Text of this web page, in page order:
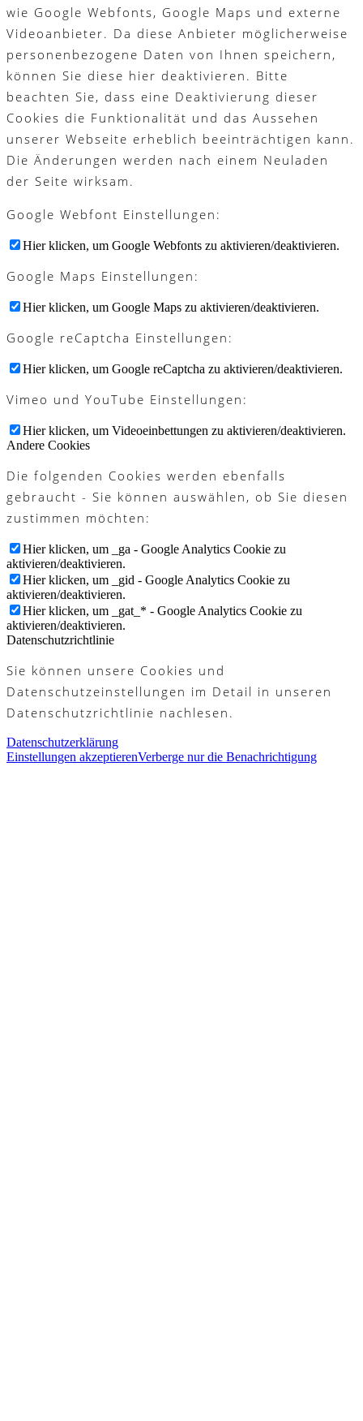
wie Google Webfonts, Google Maps und externe
Videoanbieter. Da diese Anbieter möglicherweise
personenbezogene Daten von Ihnen speichern,
können Sie diese hier deaktivieren. Bitte
beachten Sie, dass eine Deaktivierung dieser
Cookies die Funktionalität und das Aussehen
unserer Webseite erheblich beeinträchtigen kann.
Die Änderungen werden nach einem Neuladen
der Seite wirksam.
Google Webfont Einstellungen:
Hier klicken, um Google Webfonts zu aktivieren/deaktivieren.
Google Maps Einstellungen:
Hier klicken, um Google Maps zu aktivieren/deaktivieren.
Google reCaptcha Einstellungen:
Hier klicken, um Google reCaptcha zu aktivieren/deaktivieren.
Vimeo und YouTube Einstellungen:
Hier klicken, um Videoeinbettungen zu aktivieren/deaktivieren.
Andere Cookies
Die folgenden Cookies werden ebenfalls
gebraucht - Sie können auswählen, ob Sie diesen
zustimmen möchten:
Hier klicken, um _ga - Google Analytics Cookie zu
aktivieren/deaktivieren.
Hier klicken, um _gid - Google Analytics Cookie zu
aktivieren/deaktivieren.
Hier klicken, um _gat_* - Google Analytics Cookie zu
aktivieren/deaktivieren.
Datenschutzrichtlinie
Sie können unsere Cookies und
Datenschutzeinstellungen im Detail in unseren
Datenschutzrichtlinie nachlesen.
Datenschutzerklärung
Einstellungen akzeptierenVerberge nur die Benachrichtigung